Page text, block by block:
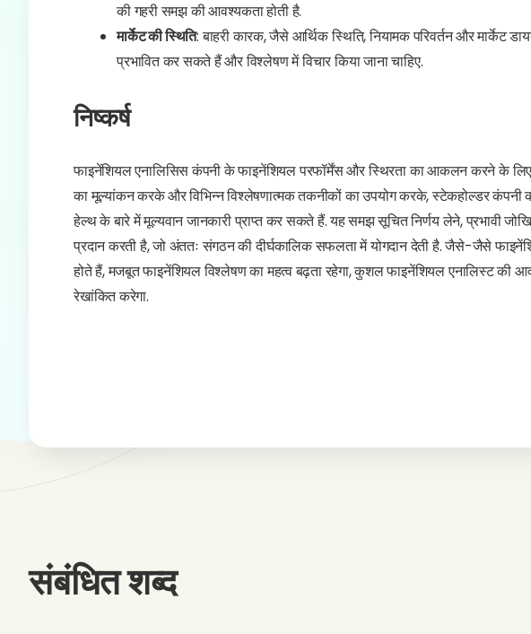
की गहरी समझ की आवश्यकता होती है.
मार्केट की स्थिति: बाहरी कारक, जैसे आर्थिक स्थिति, नियामक परिवर्तन और मार्केट
प्रभावित कर सकते हैं और विश्लेषण में विचार किया जाना चाहिए.
निष्कर्ष
फाइनेंशियल एनालिसिस कंपनी के फाइनेंशियल परफॉर्मेंस और स्थिरता का आकलन करने के
का मूल्यांकन करके और विभिन्न विश्लेषणात्मक तकनीकों का उपयोग करके, स्टेकहोल्डर कंपनी
हेल्थ के बारे में मूल्यवान जानकारी प्राप्त कर सकते हैं. यह समझ सूचित निर्णय लेने, प्रभावी
प्रदान करती है, जो अंततः संगठन की दीर्घकालिक सफलता में योगदान देती है. जैसे-जैसे
होते हैं, मजबूत फाइनेंशियल विश्लेषण का महत्व बढ़ता रहेगा, कुशल फाइनेंशियल एनालिस्ट की
रेखांकित करेगा.
संबंधित शब्द